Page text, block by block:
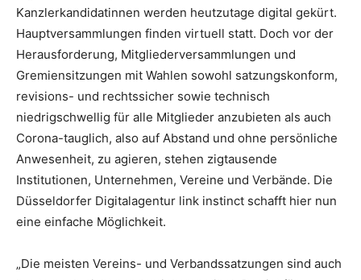
Kanzlerkandidatinnen werden heutzutage digital gekürt.
Hauptversammlungen finden virtuell statt. Doch vor der
Herausforderung, Mitgliederversammlungen und
Gremiensitzungen mit Wahlen sowohl satzungskonform,
revisions- und rechtssicher sowie technisch
niedrigschwellig für alle Mitglieder anzubieten als auch
Corona-tauglich, also auf Abstand und ohne persönliche
Anwesenheit, zu agieren, stehen zigtausende
Institutionen, Unternehmen, Vereine und Verbände. Die
Düsseldorfer Digitalagentur link instinct schafft hier nun
eine einfache Möglichkeit.
„Die meisten Vereins- und Verbandssatzungen sind auch